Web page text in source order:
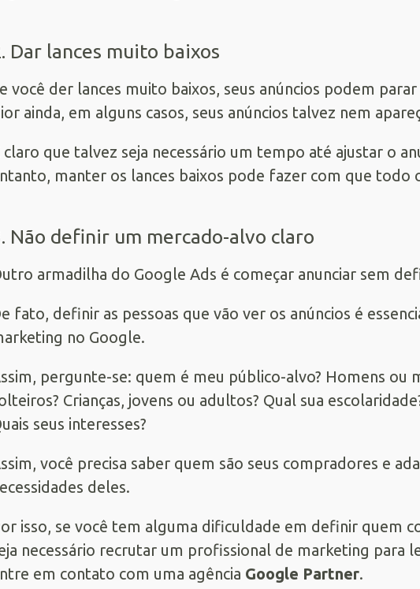
Dar lances muito baixos
você der lances muito baixos, seus anúncios podem
ainda, em alguns casos, seus anúncios talvez nem
claro que talvez seja necessário um tempo até ajustar o
manter os lances baixos pode fazer com que todo
Não definir um mercado-alvo claro
armadilha do Google Ads é começar anunciar sem
fato, definir as pessoas que vão ver os anúncios é
no Google.
pergunte-se: quem é meu público-alvo? Homens ou
Crianças, jovens ou adultos? Qual sua
seus interesses?
você precisa saber quem são seus compradores e
deles.
isso, se você tem alguma dificuldade em definir quem
necessário recrutar um profissional de marketing para
em contato com uma agência Google Partner.